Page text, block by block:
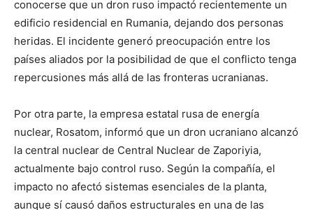
conocerse que un dron ruso impactó recientemente un
edificio residencial en Rumania, dejando dos personas
heridas. El incidente generó preocupación entre los
países aliados por la posibilidad de que el conflicto tenga
repercusiones más allá de las fronteras ucranianas.
Por otra parte, la empresa estatal rusa de energía
nuclear, Rosatom, informó que un dron ucraniano alcanzó
la central nuclear de Central Nuclear de Zaporiyia,
actualmente bajo control ruso. Según la compañía, el
impacto no afectó sistemas esenciales de la planta,
aunque sí causó daños estructurales en una de las